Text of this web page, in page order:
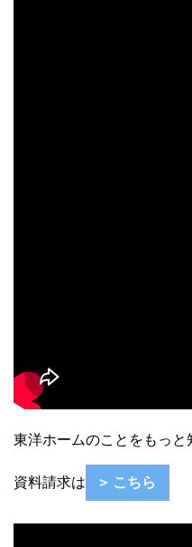
東洋ホームのことをもっ
資料請求は こちら